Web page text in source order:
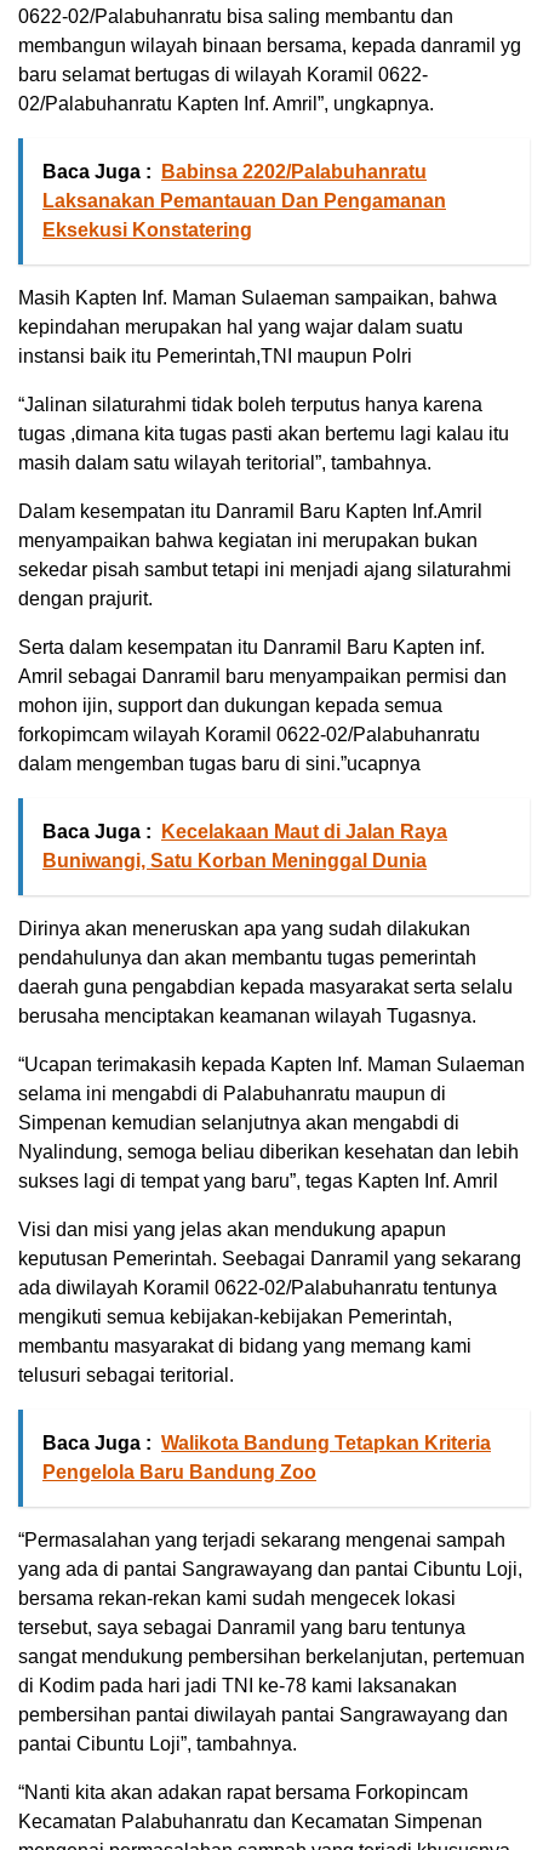
0622-02/Palabuhanratu bisa saling membantu dan
membangun wilayah binaan bersama, kepada danramil yg
baru selamat bertugas di wilayah Koramil 0622-
02/Palabuhanratu Kapten Inf. Amril”, ungkapnya.
Baca Juga :
Babinsa 2202/Palabuhanratu
Laksanakan Pemantauan Dan Pengamanan
Eksekusi Konstatering
Masih Kapten Inf. Maman Sulaeman sampaikan, bahwa
kepindahan merupakan hal yang wajar dalam suatu
instansi baik itu Pemerintah,TNI maupun Polri
“Jalinan silaturahmi tidak boleh terputus hanya karena
tugas ,dimana kita tugas pasti akan bertemu lagi kalau itu
masih dalam satu wilayah teritorial”, tambahnya.
Dalam kesempatan itu Danramil Baru Kapten Inf.Amril
menyampaikan bahwa kegiatan ini merupakan bukan
sekedar pisah sambut tetapi ini menjadi ajang silaturahmi
dengan prajurit.
Serta dalam kesempatan itu Danramil Baru Kapten inf.
Amril sebagai Danramil baru menyampaikan permisi dan
mohon ijin, support dan dukungan kepada semua
forkopimcam wilayah Koramil 0622-02/Palabuhanratu
dalam mengemban tugas baru di sini.”ucapnya
Baca Juga :
Kecelakaan Maut di Jalan Raya
Buniwangi, Satu Korban Meninggal Dunia
Dirinya akan meneruskan apa yang sudah dilakukan
pendahulunya dan akan membantu tugas pemerintah
daerah guna pengabdian kepada masyarakat serta selalu
berusaha menciptakan keamanan wilayah Tugasnya.
“Ucapan terimakasih kepada Kapten Inf. Maman Sulaeman
selama ini mengabdi di Palabuhanratu maupun di
Simpenan kemudian selanjutnya akan mengabdi di
Nyalindung, semoga beliau diberikan kesehatan dan lebih
sukses lagi di tempat yang baru”, tegas Kapten Inf. Amril
Visi dan misi yang jelas akan mendukung apapun
keputusan Pemerintah. Seebagai Danramil yang sekarang
ada diwilayah Koramil 0622-02/Palabuhanratu tentunya
mengikuti semua kebijakan-kebijakan Pemerintah,
membantu masyarakat di bidang yang memang kami
telusuri sebagai teritorial.
Baca Juga : Walikota Bandung Tetapkan Kriteria
Pengelola Baru Bandung Zoo
“Permasalahan yang terjadi sekarang mengenai sampah
yang ada di pantai Sangrawayang dan pantai Cibuntu Loji,
bersama rekan-rekan kami sudah mengecek lokasi
tersebut, saya sebagai Danramil yang baru tentunya
sangat mendukung pembersihan berkelanjutan, pertemuan
di Kodim pada hari jadi TNI ke-78 kami laksanakan
pembersihan pantai diwilayah pantai Sangrawayang dan
pantai Cibuntu Loji”, tambahnya.
“Nanti kita akan adakan rapat bersama Forkopincam
Kecamatan Palabuhanratu dan Kecamatan Simpenan